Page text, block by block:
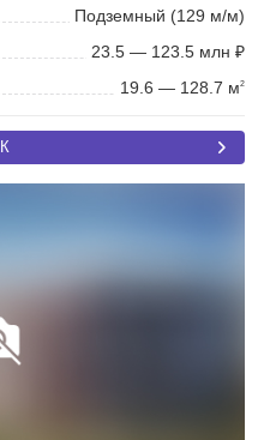
Подземный (129 м/м)
23.5 — 123.5 млн ₽
19.6 — 128.7 м2